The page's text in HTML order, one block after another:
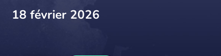
18 février 2026